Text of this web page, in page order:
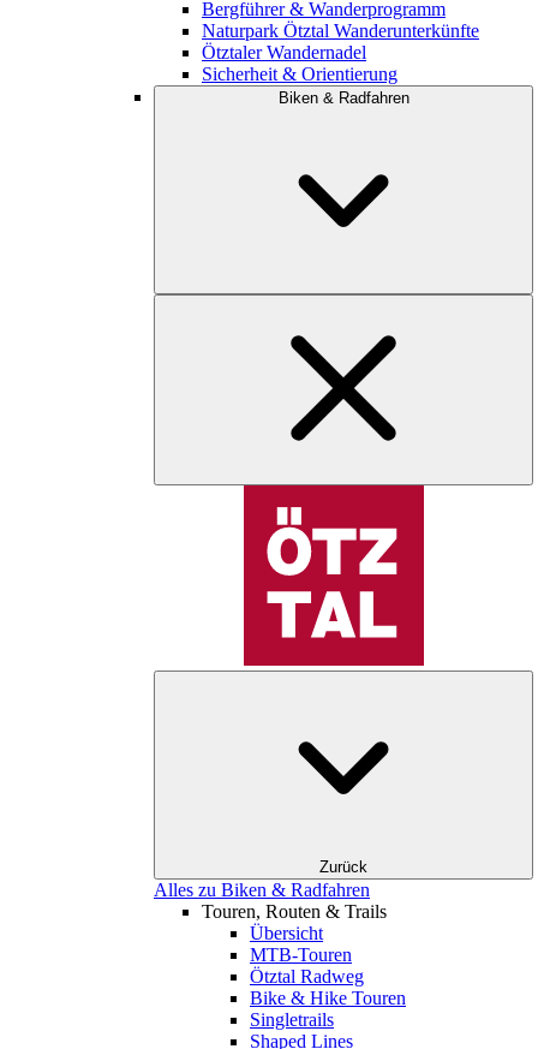
Bergführer & Wanderprogramm
Naturpark Ötztal Wanderunterkünfte
Ötztaler Wandernadel
Sicherheit & Orientierung
Biken & Radfahren
Zurück
Alles zu Biken & Radfahren
Touren, Routen & Trails
Übersicht
MTB-Touren
Ötztal Radweg
Bike & Hike Touren
Singletrails
Shaped Lines